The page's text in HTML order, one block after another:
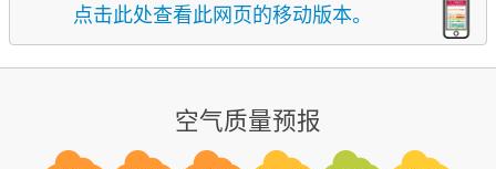
点击此处查看此网页的移动版本。
空气质量预报